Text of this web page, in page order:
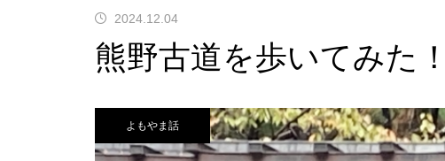
2024.12.04
熊野古道を歩いてみた
よもやま話